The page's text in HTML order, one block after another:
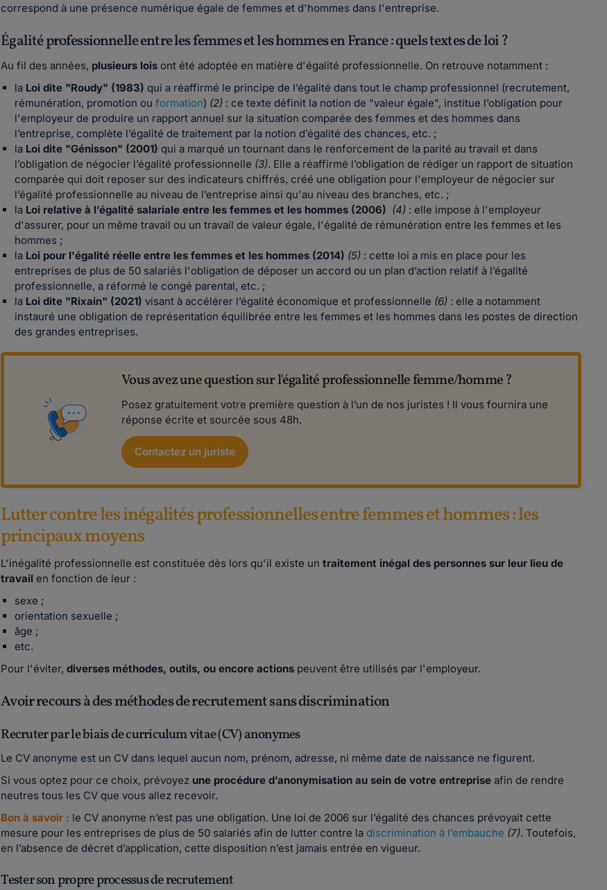
correspond à une présence numérique égale de femmes et d'hommes dans l'entreprise.
Égalité professionnelle entre les femmes et les hommes en France : quels textes de loi ?
Au fil des années, plusieurs lois ont été adoptée en matière d'égalité professionnelle. On retrouve notamment :
la Loi dite "Roudy" (1983) qui a réaffirmé le principe de l’égalité dans tout le champ professionnel (recrutement,
rémunération, promotion ouformation) (2) : ce texte définit la notion de "valeur égale", institue l’obligation pour
l'employeur de produire un rapport annuel sur la situation comparée des femmes et des hommes dans
l’entreprise, complète l’égalité de traitement par la notion d’égalité des chances, etc. ;
la Loi dite "Génisson" (2001) qui a marqué un tournant dans le renforcement de la parité au travail et dans
l’obligation de négocier l’égalité professionnelle (3). Elle a réaffirmé l’obligation de rédiger un rapport de situation
comparée qui doit reposer sur des indicateurs chiffrés, créé une obligation pour l'employeur de négocier sur
l’égalité professionnelle au niveau de l’entreprise ainsi qu'au niveau des branches, etc. ;
la Loi relative à l’égalité salariale entre les femmes et les hommes (2006) (4) : elle impose à l'employeur
d'assurer, pour un même travail ou un travail de valeur égale, l'égalité de rémunération entre les femmes et les
hommes ;
la Loi pour l'égalité réelle entre les femmes et les hommes (2014) (5) : cette loi a mis en place pour les
entreprises de plus de 50 salariés l'obligation de déposer un accord ou un plan d’action relatif à l’égalité
professionnelle, a réformé le congé parental, etc. ;
la Loi dite "Rixain" (2021) visant à accélérer l’égalité économique et professionnelle (6) : elle a notamment
instauré une obligation de représentation équilibrée entre les femmes et les hommes dans les postes de direction
des grandes entreprises.
Vous avez une question sur l'égalité professionnelle femme/homme ?
Posez gratuitement votre première question à l’un de nos juristes ! Il vous fournira une
réponse écrite et sourcée sous 48h.
Contactez un juriste
Lutter contre les inégalités professionnelles entre femmes et hommes : les
principaux moyens
L'inégalité professionnelle est constituée dès lors qu'il existe untraitement inégal des personnes sur leur lieu de
travail en fonction de leur :
sexe ;
orientation sexuelle ;
âge ;
etc.
Pour l'éviter,diverses méthodes, outils, ou encore actions peuvent être utilisés par l'employeur.
Avoir recours à des méthodes de recrutement sans discrimination
Recruter par le biais de curriculum vitae (CV) anonymes
Le CV anonyme est un CV dans lequel aucun nom, prénom, adresse, ni même date de naissance ne figurent.
Si vous optez pour ce choix, prévoyez une procédure d’anonymisation au sein de votre entreprise afin de rendre
neutres tous les CV que vous allez recevoir.
Bon à savoir : le CV anonyme n’est pas une obligation. Une loi de 2006 sur l’égalité des chances prévoyait cette
mesure pour les entreprises de plus de 50 salariés afin de lutter contre ladiscrimination à l’embauche (7). Toutefois,
en l’absence de décret d’application, cette disposition n’est jamais entrée en vigueur.
Tester son propre processus de recrutement